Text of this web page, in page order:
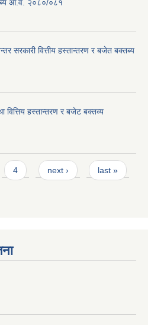
आ.व. २०८०/०८१
सरकारी वित्तीय हस्तान्तरण र बजेत बक्तब्य
हस्तान्तरण र बजेट बक्तव्य
4 next › last »